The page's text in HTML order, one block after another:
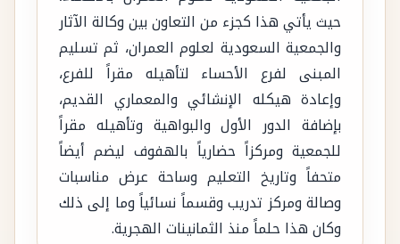
حيث يأتي هذا كجزء من التعاون بين وكالة الآثار
والجمعية السعودية لعلوم العمران، ثم تسليم
المبنى لفرع الأحساء لتأهيله مقراً للفرع،
وإعادة هيكله الإنشائي والمعماري القديم،
بإضافة الدور الأول والبواهية وتأهيله مقراً
للجمعية ومركزاً حضارياً بالهفوف ليضم أيضاً
متحفاً وتاريخ التعليم وساحة عرض مناسبات
وصالة ومركز تدريب وقسماً نسائياً وما إلى ذلك
وكان هذا حلماً منذ الثمانينات الهجرية.